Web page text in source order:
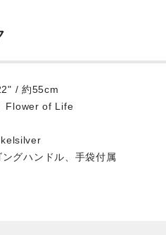
/ 約55cm
Flower of Life
グハンドル、手袋付属